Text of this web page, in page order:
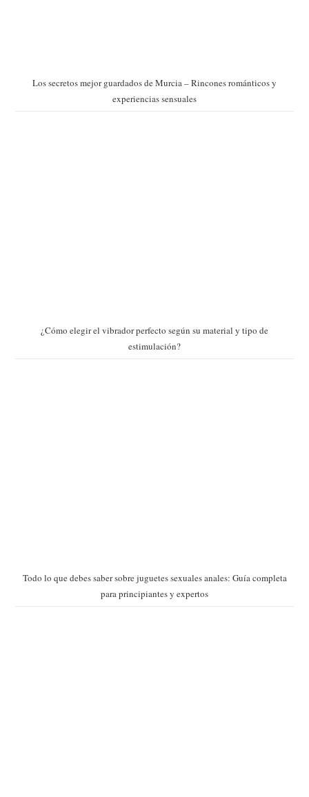
Los secretos mejor guardados de Murcia – Rincones románticos y
experiencias sensuales
¿Cómo elegir el vibrador perfecto según su material y tipo de
estimulación?
Todo lo que debes saber sobre juguetes sexuales anales: Guía completa
para principiantes y expertos